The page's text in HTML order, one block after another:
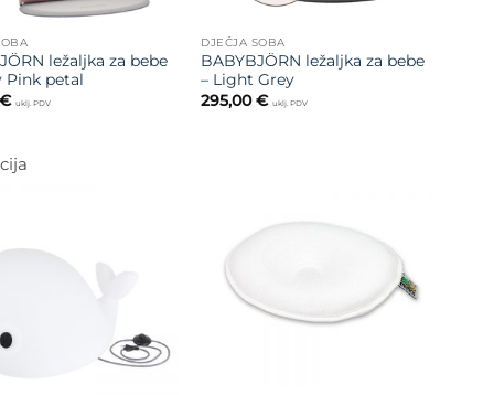
ležaljka za bebe
Pink petal
€ uklj. PDV
DJEČJA SOBA
BABYBJÖRN ležaljka za bebe
– Light Grey
295,00€ uklj. PDV
želja